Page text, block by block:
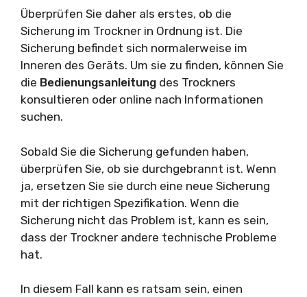
Überprüfen Sie daher als erstes, ob die
Sicherung im Trockner in Ordnung ist. Die
Sicherung befindet sich normalerweise im
Inneren des Geräts. Um sie zu finden, können Sie
die Bedienungsanleitung des Trockners
konsultieren oder online nach Informationen
suchen.
Sobald Sie die Sicherung gefunden haben,
überprüfen Sie, ob sie durchgebrannt ist. Wenn
ja, ersetzen Sie sie durch eine neue Sicherung
mit der richtigen Spezifikation. Wenn die
Sicherung nicht das Problem ist, kann es sein,
dass der Trockner andere technische Probleme
hat.
In diesem Fall kann es ratsam sein, einen